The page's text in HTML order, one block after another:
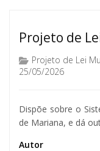
Projeto de
Projeto de Lei
25/05/2026
Dispõe sobre o
de Mariana, e dá
Autor